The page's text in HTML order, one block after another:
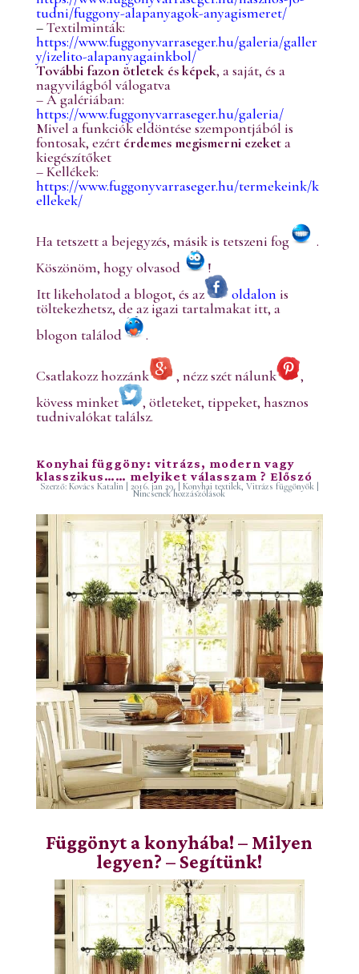
tudni/fuggony-alapanyagok-anyagismeret/
–Textilminták:
https://www.fuggonyvarraseger.hu/galeria/galler
y/izelito-alapanyagainkbol/
További fazon ötletek és képek, a saját, és a
nagyvilágból válogatva
– A galériában:
https://www.fuggonyvarraseger.hu/galeria/
Mivel a funkciók eldöntése szempontjából is
fontosak, ezért érdemes megismerni ezeketa
kiegészítőket
– Kellékek:
https://www.fuggonyvarraseger.hu/termekeink/k
ellekek/
Ha tetszett a bejegyzés, másik is tetszeni fog
.
Köszönöm, hogy olvasod
!
Itt likeholatod a blogot, és az
oldalon is
töltekezhetsz, de az igazi tartalmakat itt, a
blogon találod
.
Csatlakozz hozzánk , nézz szét nálunk
,
kövess minket
, ötleteket, tippeket, hasznos
tudnivalókat találsz.
Konyhai függöny: vitrázs, modern vagy
klasszikus…… melyiket válasszam ? Előszó
Szerző: Kovács Katalin | 2016. jan 29. | Konyhai textilek, Vitrázs függönyök|
Nincsenek hozzászólások
Függönyt a konyhába! – Milyen
legyen? – Segítünk!